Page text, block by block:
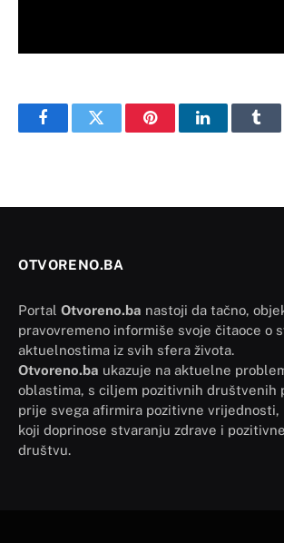
FacebookTwitter PinterestLinkedIn
OTVORENO.BA
Portal Otvoreno.ba nastoji da tačno,
pravovremeno informiše svoje čitaoce o
aktuelnostima iz svih sfera života.
Otvoreno.ba ukazuje na aktuelne
oblastima, s ciljem pozitivnih društvenih
prije svega afirmira pozitivne vrijednosti,
koji doprinose stvaranju zdrave i
društvu.